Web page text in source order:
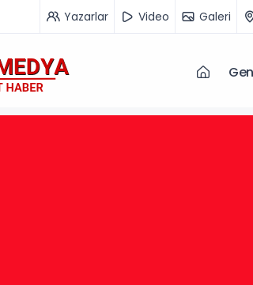
Yazarlar Video Galeri